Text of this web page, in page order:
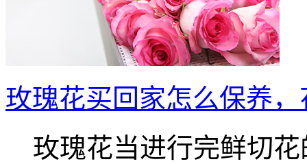
玫瑰花买回家怎么保养
玫瑰花当进行完鲜切花